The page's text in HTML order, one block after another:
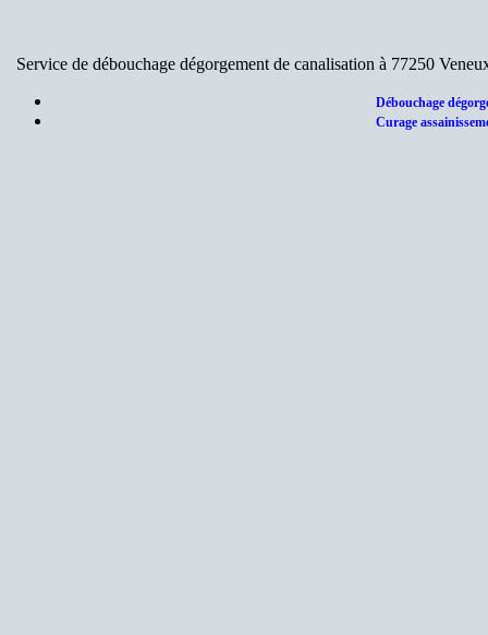
Service de débouchage dégorgement de canalisation à 77250
Débouchage
Curage